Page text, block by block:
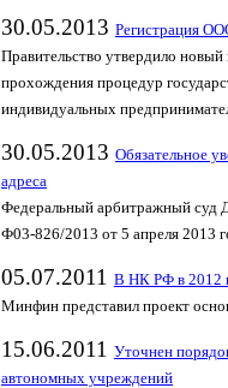
30.05.2013 Регистрация
Правительство утвердило
прохождения процедур
индивидуальных
30.05.2013 Обязательное
адреса
Федеральный арбитражный суд
Ф03-826/2013 от 5 апреля 2013
05.07.2011
В НК РФ в 2012
Минфин представил проект
15.06.2011
Уточнен
автономных учреждений